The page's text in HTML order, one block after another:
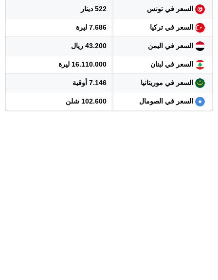
السعر في تونس 522 دينار
السعر في تركيا 7.686 ليرة
السعر في اليمن 43.200 ريال
السعر في لبنان 16.110.000 ليرة
السعر في موريتانيا 7.146 أوقية
السعر في الصومال 102.600 شلن